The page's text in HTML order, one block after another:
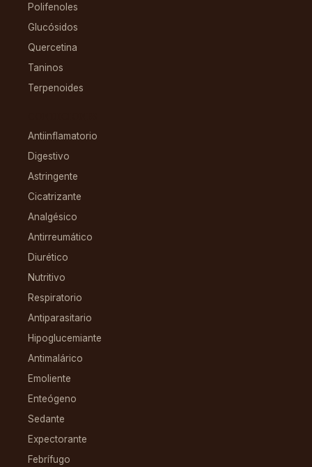
Polifenoles
Glucósidos
Quercetina
Taninos
Terpenoides
Antiinflamatorio
Digestivo
Astringente
Cicatrizante
Analgésico
Antirreumático
Diurético
Nutritivo
Respiratorio
Antiparasitario
Hipoglucemiante
Antimalárico
Emoliente
Enteógeno
Sedante
Expectorante
Febrífugo